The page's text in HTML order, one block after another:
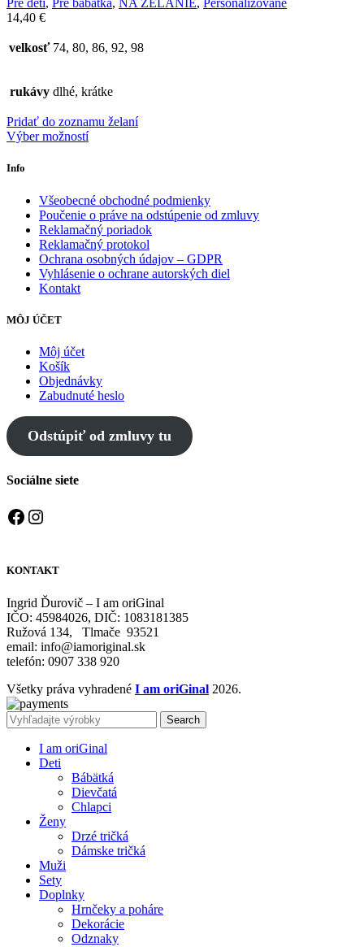
Pre deti, Pre bábätká, NA ŽELANIE, Personalizované
14,40 €
velkosť 74, 80, 86, 92, 98
rukávy dlhé, krátke
Pridať do zoznamu želaní
Výber možností
Info
Všeobecné obchodné podmienky
Poučenie o práve na odstúpenie od zmluvy
Reklamačný poriadok
Reklamačný protokol
Ochrana osobných údajov – GDPR
Vyhlásenie o ochrane autorských diel
Kontakt
MÔJ ÚČET
Môj účet
Košík
Objednávky
Zabudnuté heslo
Odstúpiť od zmluvy tu
Sociálne siete
Facebook
Instagram
KONTAKT
Ingrid Ďurovič – I am oriGinal
IČO: 45984026, DIČ: 1083181385
Ružová 134, Tlmače 93521
email: info@iamoriginal.sk
telefón: 0907 338 920
Všetky práva vyhradené I am oriGinal 2026.
Search
I am oriGinal
Deti
Bábätká
Dievčatá
Chlapci
Ženy
Drzé tričká
Dámske tričká
Muži
Sety
Doplnky
Hrnčeky a poháre
Dekorácie
Odznaky